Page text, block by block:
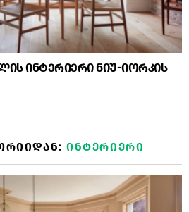
ინტერიერი ნიუ-იორკის
ᲘᲜᲢᲔᲠᲘᲔᲠᲘ